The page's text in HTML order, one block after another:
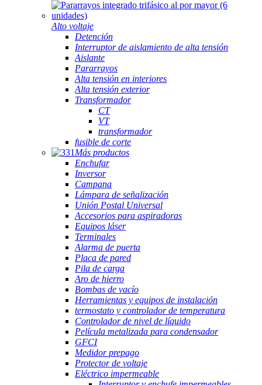
Alto voltaje
Detención
Interruptor de aislamiento de alta tensión
Aislante
Pararrayos
Alta tensión en interiores
Alta tensión exterior
Transformador
CT
VT
transformador
fusible de corte
Más productos
Enchufar
Inversor
Campana
Lámpara de señalización
Unión Postal Universal
Accesorios para aspiradoras
Equipos láser
Terminales
Alarma de puerta
Placa de pared
Pila de carga
Aro de hierro
Bombas de vacío
Herramientas y equipos de instalación
termostato y controlador de temperatura
Controlador de nivel de líquido
Película metalizada para condensador
GFCI
Medidor prepago
Protector de voltaje
Eléctrico impermeable